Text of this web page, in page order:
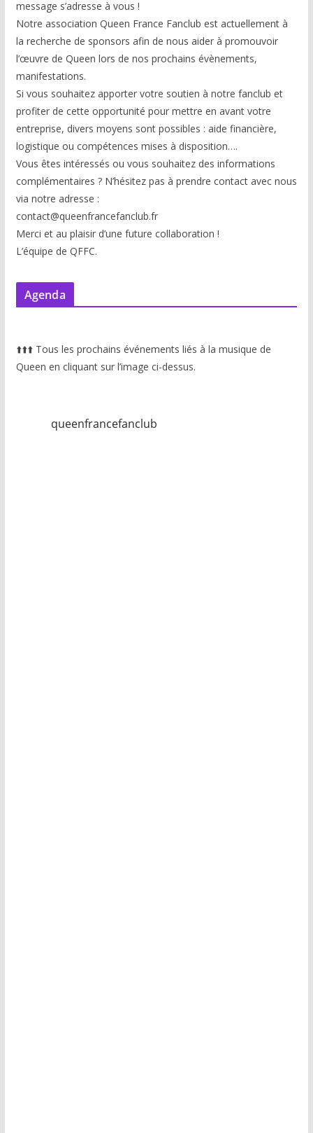
message s’adresse à vous !
Notre association Queen France Fanclub est actuellement à
la recherche de sponsors afin de nous aider à promouvoir
l’œuvre de Queen lors de nos prochains évènements,
manifestations.
Si vous souhaitez apporter votre soutien à notre fanclub et
profiter de cette opportunité pour mettre en avant votre
entreprise, divers moyens sont possibles : aide financière,
logistique ou compétences mises à disposition….
Vous êtes intéressés ou vous souhaitez des informations
complémentaires ? N’hésitez pas à prendre contact avec nous
via notre adresse :
contact@queenfrancefanclub.fr
Merci et au plaisir d’une future collaboration !
L’équipe de QFFC.
Agenda
⬆️⬆️⬆️ Tous les prochains événements liés à la musique de
Queen en cliquant sur l’image ci-dessus.
queenfrancefanclub